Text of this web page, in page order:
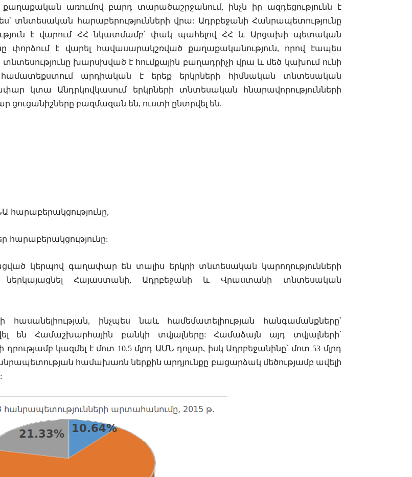
առումով բարդ տարածաշրջանում, ինչն իր ազդեցությունն է
տնտեսական հարաբերությունների վրա: Ադրբեջանի Հանրապետությունը
է վարում ՀՀ նկատմամբ՝ փակ պահելով ՀՀ և Արցախի պետական
փորձում է վարել հավասարակշռված քաղաքականություն, որով էապես
խարսխված է հումքային բաղադրիչի վրա և մեծ կախում ունի
արդիական է երեք երկրների հիմնական տնտեսական
կտա Անդրկովկասում երկրների տնտեսական հնարավորությունների
ցուցանիշները բազմազան են, ուստի ընտրվել են.
հարաբերակցությունը,
հարաբերակցությունը:
կերպով գաղափար են տալիս երկրի տնտեսական
կարողությունների
ներկայացնել Հայաստանի, Ադրբեջանի և Վրաստանի
տնտեսական
հասանելիության, ինչպես նաև համեմատելիության հանգամանքները՝
են Համաշխարհային բանկի տվյալները: Համաձայն այդ տվյալների՝
կազմել է մոտ 10.5 մլրդ ԱՄՆ դոլար, իսկ Ադրբեջանինը՝ մոտ 53 մլրդ
համախառն ներքին արդյունքը բացարձակ մեծությամբ ավելի